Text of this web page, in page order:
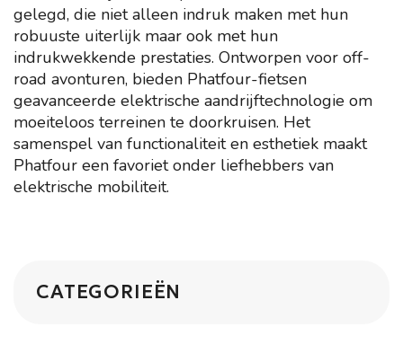
gelegd, die niet alleen indruk maken met hun
robuuste uiterlijk maar ook met hun
indrukwekkende prestaties. Ontworpen voor off-
road avonturen, bieden Phatfour-fietsen
geavanceerde elektrische aandrijftechnologie om
moeiteloos terreinen te doorkruisen. Het
samenspel van functionaliteit en esthetiek maakt
Phatfour een favoriet onder liefhebbers van
elektrische mobiliteit.
CATEGORIEËN